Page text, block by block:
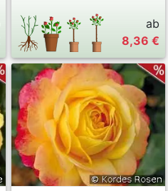
ab
8,36 €